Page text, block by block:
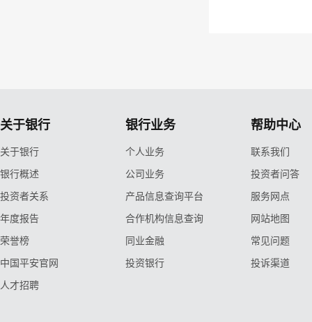
关于银行
关于银行
银行概述
投资者关系
年度报告
荣誉榜
中国平安官网
人才招聘
银行业务
个人业务
公司业务
产品信息查询平台
合作机构信息查询
同业金融
投资银行
帮助中心
联系我们
投资者问答
服务网点
网站地图
常见问题
投诉渠道